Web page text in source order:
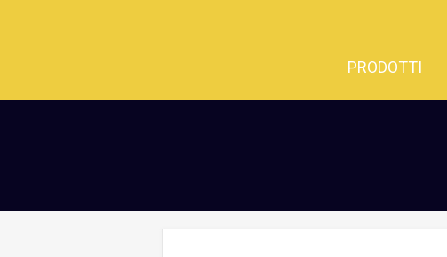
PRODOTTI